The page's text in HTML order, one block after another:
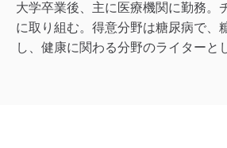
大学卒業後、主に医療機関に勤務。
に取り組む。得意分野は糖尿病で、
し、健康に関わる分野のライターと